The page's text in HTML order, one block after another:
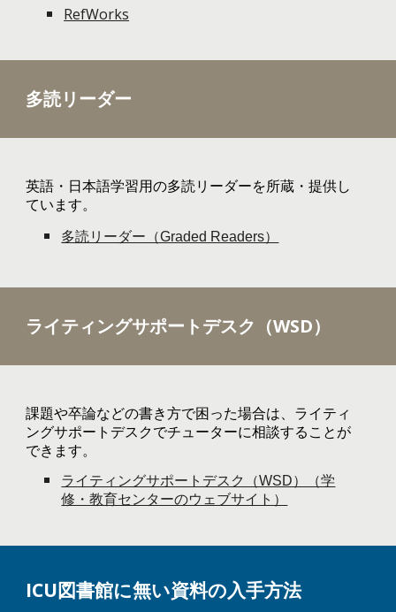
RefWorks
多読リーダー
英語・日本語学習用の多読リーダーを所蔵・提供し
ています。
多読リーダー（Graded Readers）
ライティングサポートデスク（WSD）
課題や卒論などの書き方で困った場合は、ライティ
ングサポートデスクでチューターに相談することが
できます。
ライティングサポートデスク（WSD）（学
修・教育センターのウェブサイト）
ICU図書館に無い資料の入手方法